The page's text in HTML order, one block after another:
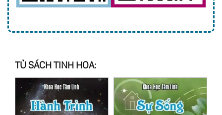
TỦ SÁCH TINH HOA: